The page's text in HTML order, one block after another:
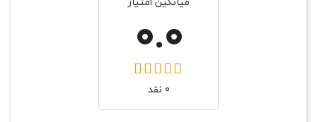
0.0
0 نقد